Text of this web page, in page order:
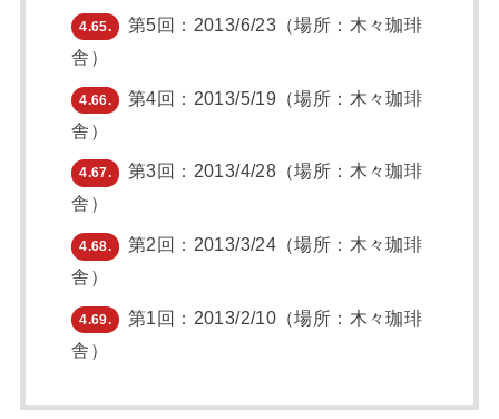
4.65.
第5回：2013/6/23（場所：木々珈琲
舎）
4.66.
第4回：2013/5/19（場所：木々珈琲
舎）
4.67.
第3回：2013/4/28（場所：木々珈琲
舎）
4.68.
第2回：2013/3/24（場所：木々珈琲
舎）
4.69.
第1回：2013/2/10（場所：木々珈琲
舎）